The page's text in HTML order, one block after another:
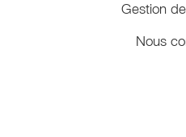
Gestion
Nous